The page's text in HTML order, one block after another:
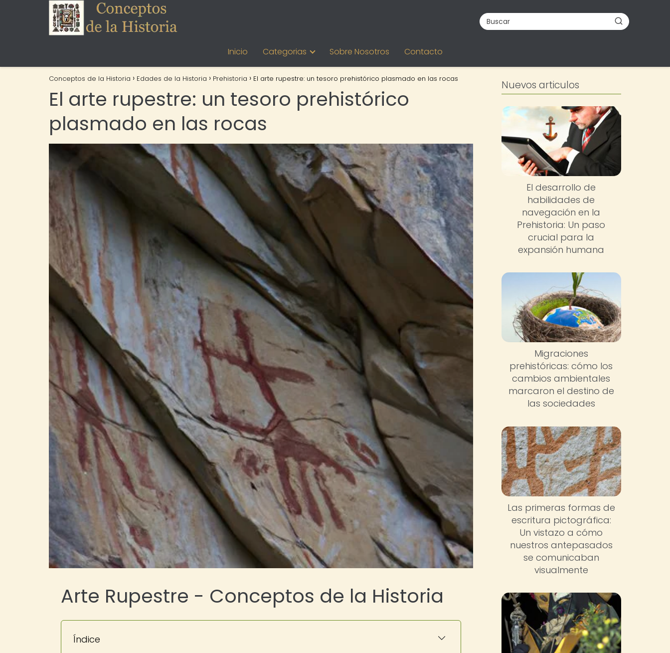
Inicio Categorias Sobre Nosotros Contacto
Conceptos de la Historia Edades de la Historia Prehistoria El arte rupestre: un tesoro prehistórico plasmado en las rocas
El arte rupestre: un tesoro prehistórico
plasmado en las rocas
Arte Rupestre - Conceptos de la Historia
Índice
Nuevos articulos
El desarrollo de
habilidades de
navegación en la
Prehistoria: Un paso
crucial para la
expansión humana
Migraciones
prehistóricas: cómo los
cambios ambientales
marcaron el destino de
las sociedades
Las primeras formas de
escritura pictográfica:
Un vistazo a cómo
nuestros antepasados
se comunicaban
visualmente